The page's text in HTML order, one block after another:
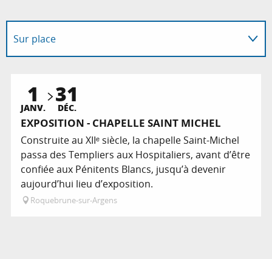
Sur place
1
JANV. 31
DÉC.
EXPOSITION - CHAPELLE SAINT MICHEL
Construite au XIIᵉ siècle, la chapelle Saint-Michel
passa des Templiers aux Hospitaliers, avant d’être
confiée aux Pénitents Blancs, jusqu’à devenir
aujourd’hui lieu d’exposition.
Roquebrune-sur-Argens